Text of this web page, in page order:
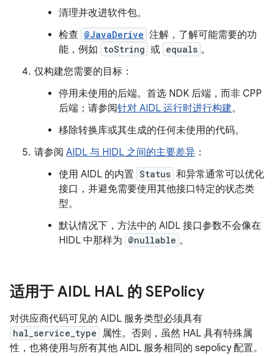
清理并改进软件包。
检查 @JavaDerive 注解，了解可能需要的功
能，例如 toString 或 equals 。
仅构建您需要的目标：
停用未使用的后端。首选 NDK 后端，而非 CPP
后端；请参阅针对 AIDL 运行时进行构建。
移除转换库或其生成的任何未使用的代码。
请参阅 AIDL 与 HIDL 之间的主要差异 ：
使用 AIDL 的内置 Status 和异常通常可以优化
接口，并避免需要使用其他接口特定的状态类
型。
默认情况下，方法中的 AIDL 接口参数不会像在
HIDL 中那样为 @nullable 。
适用于 AIDL HAL 的 SEPolicy
对供应商代码可见的 AIDL 服务类型必须具有
hal_service_type 属性。否则，虽然 HAL 具有特殊属
性，也将使用与所有其他 AIDL 服务相同的 sepolicy 配置。